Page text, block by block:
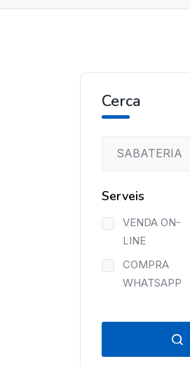
Cerca
SABATERIA
Serveis
VENDA ON-
LINE
COMPRA
WHATSAPP